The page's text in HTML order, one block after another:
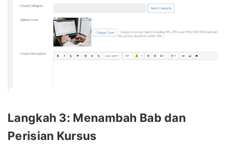
Langkah 3: Menambah Bab dan
Perisian Kursus